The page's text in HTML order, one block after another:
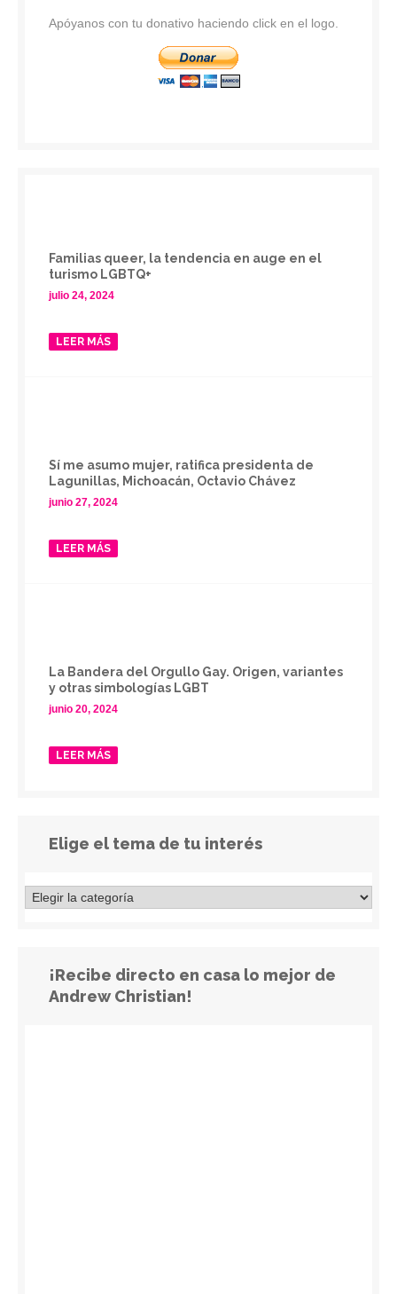
Apóyanos con tu donativo haciendo click en el logo.
Familias queer, la tendencia en auge en el
turismo LGBTQ+
julio 24, 2024
LEER MÁS
Sí me asumo mujer, ratifica presidenta de
Lagunillas, Michoacán, Octavio Chávez
junio 27, 2024
LEER MÁS
La Bandera del Orgullo Gay. Origen, variantes
y otras simbologías LGBT
junio 20, 2024
LEER MÁS
Elige el tema de tu interés
¡Recibe directo en casa lo mejor de
Andrew Christian!